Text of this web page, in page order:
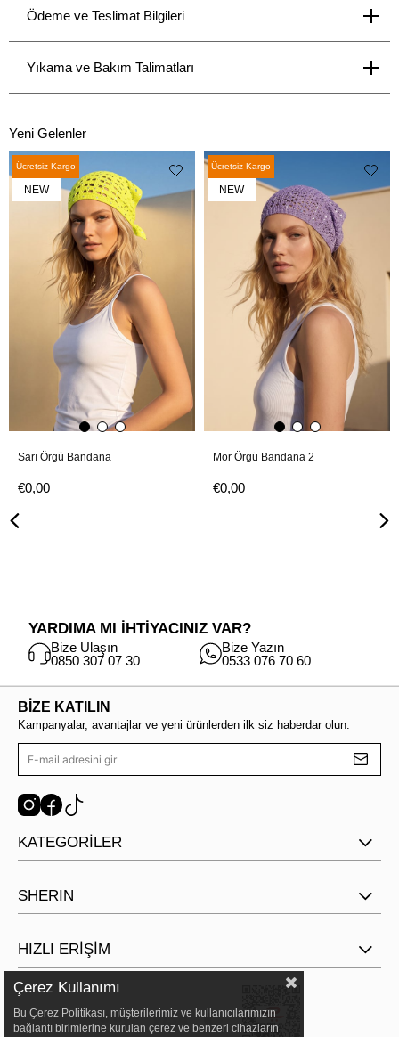
Ödeme ve Teslimat Bilgileri
Yıkama ve Bakım Talimatları
Yeni Gelenler
Sarı Örgü Bandana
€0,00
Ücretsiz Kargo
NEW
Mor Örgü Bandana 2
€0,00
Ücretsiz Kargo
NEW
YARDIMA MI İHTİYACINIZ VAR?
Bize Ulaşın
0850 307 07 30
Bize Yazın
0533 076 70 60
BİZE KATILIN
Kampanyalar, avantajlar ve yeni ürünlerden ilk siz haberdar olun.
KATEGORİLER
SHERIN
HIZLI ERİŞİM
Çerez Kullanımı
Bu Çerez Politikası, müşterilerimiz ve kullanıcılarımızın
bağlantı birimlerine kurulan çerez ve benzeri cihazların